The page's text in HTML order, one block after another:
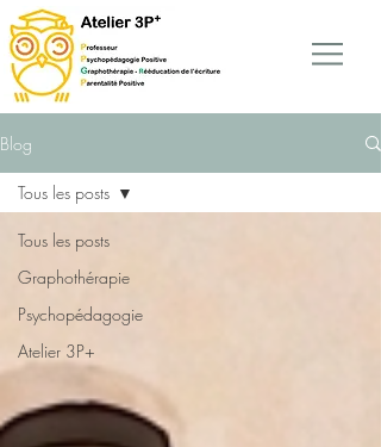
Blog
Tous les posts
Graphothérapie
Psychopédagogie
Atelier 3P+
Tous les posts